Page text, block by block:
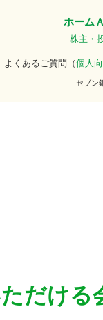
ホーム
株主・
よくあるご質問（個人
セブン
だける